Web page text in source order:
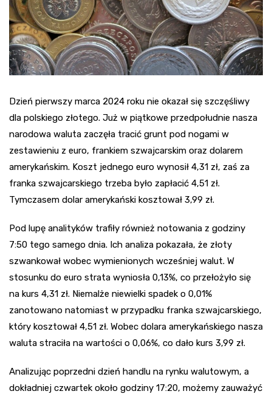
Dzień pierwszy marca 2024 roku nie okazał się szczęśliwy
dla polskiego złotego. Już w piątkowe przedpołudnie nasza
narodowa waluta zaczęła tracić grunt pod nogami w
zestawieniu z euro, frankiem szwajcarskim oraz dolarem
amerykańskim. Koszt jednego euro wynosił 4,31 zł, zaś za
franka szwajcarskiego trzeba było zapłacić 4,51 zł.
Tymczasem dolar amerykański kosztował 3,99 zł.
Pod lupę analityków trafiły również notowania z godziny
7:50 tego samego dnia. Ich analiza pokazała, że złoty
szwankował wobec wymienionych wcześniej walut. W
stosunku do euro strata wyniosła 0,13%, co przełożyło się
na kurs 4,31 zł. Niemalże niewielki spadek o 0,01%
zanotowano natomiast w przypadku franka szwajcarskiego,
który kosztował 4,51 zł. Wobec dolara amerykańskiego nasza
waluta straciła na wartości o 0,06%, co dało kurs 3,99 zł.
Analizując poprzedni dzień handlu na rynku walutowym, a
dokładniej czwartek około godziny 17:20, możemy zauważyć